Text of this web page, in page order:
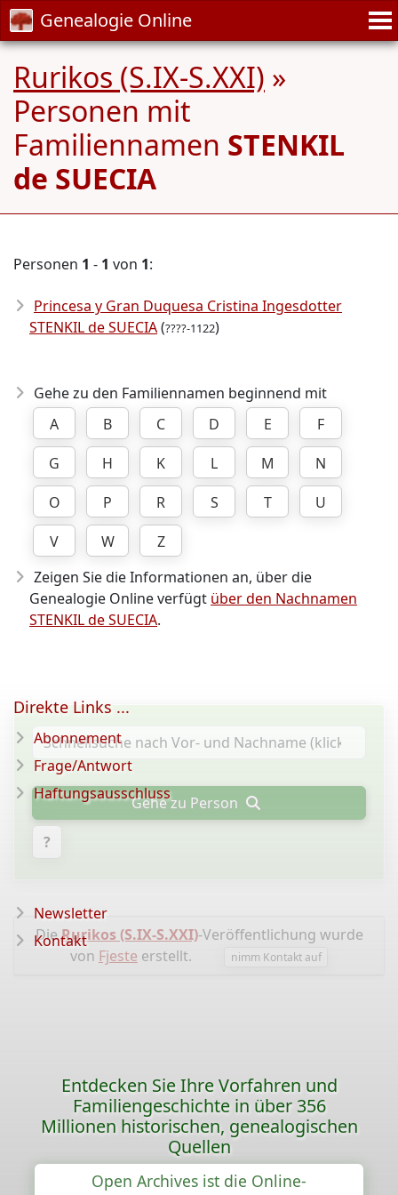
Genealogie Online
Rurikos (S.IX-S.XXI) »
Personen mit
Familiennamen STENKIL
de SUECIA
Personen 1 - 1 von 1:
Princesa y Gran Duquesa Cristina Ingesdotter
STENKIL de SUECIA(????-1122)
Gehe zu den Familiennamen beginnend mit
A
B C D E
F
G
H K L M
N
O
P R S T
U
V
W
Z
Zeigen Sie die Informationen an, über die
Genealogie Online verfügt über den Nachnamen
STENKIL de SUECIA.
Gehe zu Person
?
DieRurikos (S.IX-S.XXI)-Veröffentlichung wurde
von Fjeste erstellt. nimm Kontakt auf
Direkte Links ...
Abonnement
Frage/Antwort
Haftungsausschluss
Newsletter
Kontakt
Entdecken Sie Ihre Vorfahren und
Familiengeschichte in über 356
Millionen historischen, genealogischen
Quellen
Open Archives ist die Online-